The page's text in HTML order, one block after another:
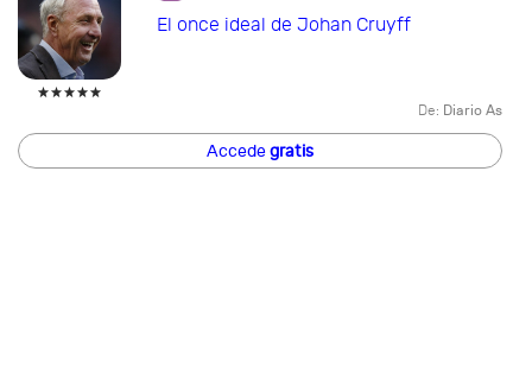
El once ideal de Johan Cruyff
De: Diario As
Accedegratis